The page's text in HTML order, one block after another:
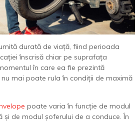
durată de viață, fiind perioada
înscrisă chiar pe suprafața
în care ea fie prezintă
mai poate rula în condiții de maximă
poate varia în funcție de modul
și de modul șoferului de a conduce. În